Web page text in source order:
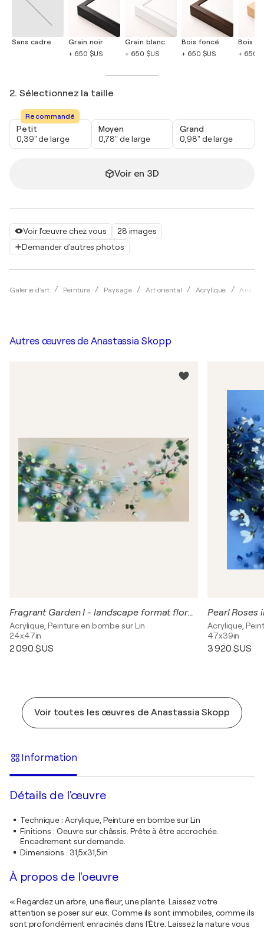
Voir l'œuvre chez vous
28 images
Demander d'autres photos
Galerie d'art Peinture Paysage Art oriental Acrylique
Sans cadre
Grain noir
+ 650 $US
Grain blanc
+ 650 $US
Bois foncé
+ 650 $US
Bois
+ 650
2. Sélectionnez la taille
Recommandé
Petit
0,39" de large
Moyen
0,78" de large
Grand
0,98" de large
Voir en 3D
Autres œuvres de Anastassia Skopp
Fragrant Garden I - landscape format floral painting on canvas
Acrylique, Peinture en bombe sur Lin
24x47in
2 090 $US
Pearl Roses
Acrylique,
47x39in
3 920 $US
Voir toutes les œuvres de Anastassia Skopp
Information
Détails de l'œuvre
Technique: Acrylique, Peinture en bombe sur Lin
Finitions : Oeuvre sur châssis. Prête à être accrochée.
Encadrement sur demande.
Dimensions : 31,5x31,5in
À propos de l'oeuvre
« Regardez un arbre, une fleur, une plante. Laissez votre
attention se poser sur eux. Comme ils sont immobiles, comme ils
sont profondément enracinés dans l'Être. Laissez la nature vous